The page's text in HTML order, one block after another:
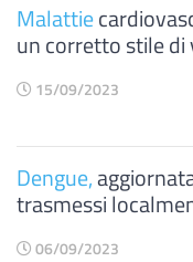
Malattie
un corretto stile di
15/09/2023
Dengue,
trasmessi
06/09/2023